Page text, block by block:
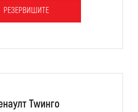
РЕЗЕРВИШИТЕ
Тwинго